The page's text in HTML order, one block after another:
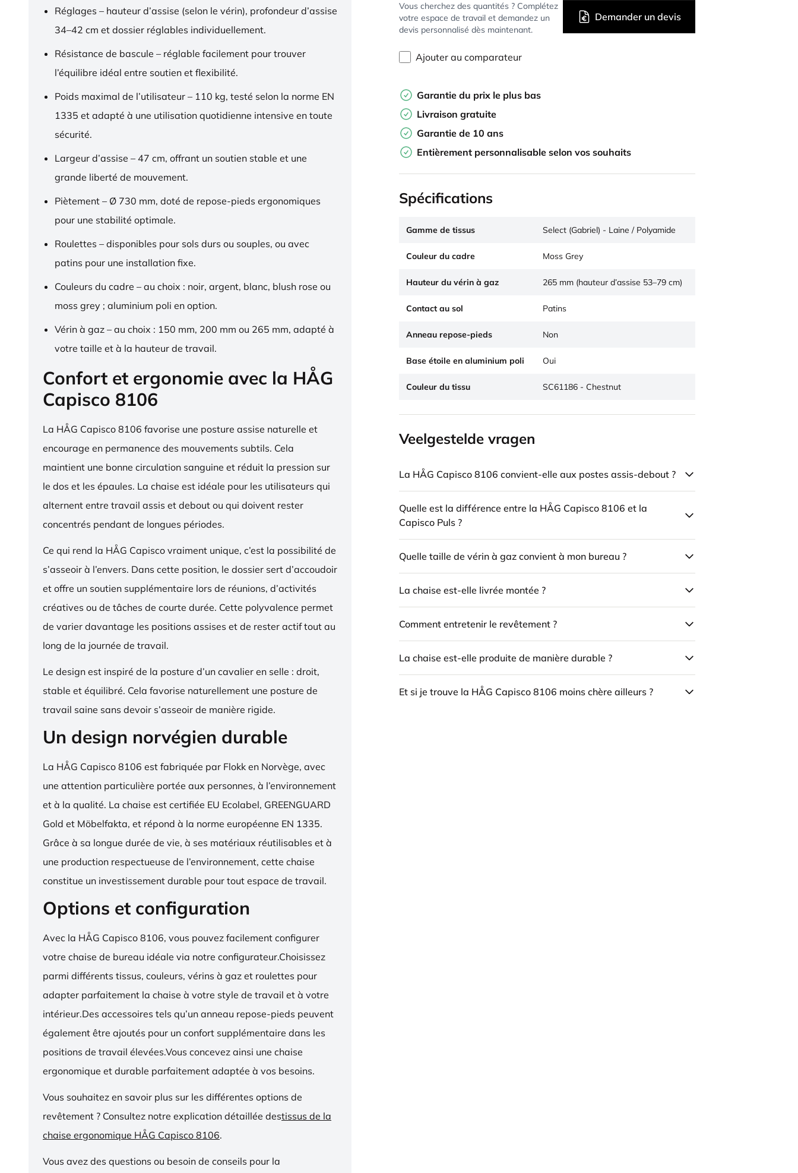
Réglages – hauteur d’assise (selon le vérin), profondeur d’assise
34–42 cm et dossier réglables individuellement.
Résistance de bascule – réglable facilement pour trouver
l’équilibre idéal entre soutien et flexibilité.
Poids maximal de l’utilisateur – 110 kg, testé selon la norme EN
1335 et adapté à une utilisation quotidienne intensive en toute
sécurité.
Largeur d’assise – 47 cm, offrant un soutien stable et une
grande liberté de mouvement.
Piètement – Ø 730 mm, doté de repose-pieds ergonomiques
pour une stabilité optimale.
Roulettes – disponibles pour sols durs ou souples, ou avec
patins pour une installation fixe.
Couleurs du cadre – au choix : noir, argent, blanc, blush rose ou
moss grey ; aluminium poli en option.
Vérin à gaz – au choix : 150 mm, 200 mm ou 265 mm, adapté à
votre taille et à la hauteur de travail.
Confort et ergonomie avec la HÅG
Capisco 8106
La HÅG Capisco 8106 favorise une posture assise naturelle et
encourage en permanence des mouvements subtils. Cela
maintient une bonne circulation sanguine et réduit la pression sur
le dos et les épaules. La chaise est idéale pour les utilisateurs qui
alternent entre travail assis et debout ou qui doivent rester
concentrés pendant de longues périodes.
Ce qui rend la HÅG Capisco vraiment unique, c’est la possibilité de
s’asseoir à l’envers. Dans cette position, le dossier sert d’accoudoir
et offre un soutien supplémentaire lors de réunions, d’activités
créatives ou de tâches de courte durée. Cette polyvalence permet
de varier davantage les positions assises et de rester actif tout au
long de la journée de travail.
Le design est inspiré de la posture d’un cavalier en selle : droit,
stable et équilibré. Cela favorise naturellement une posture de
travail saine sans devoir s’asseoir de manière rigide.
Un design norvégien durable
La HÅG Capisco 8106 est fabriquée par Flokk en Norvège, avec
une attention particulière portée aux personnes, à l’environnement
et à la qualité. La chaise est certifiée EU Ecolabel, GREENGUARD
Gold et Möbelfakta, et répond à la norme européenne EN 1335.
Grâce à sa longue durée de vie, à ses matériaux réutilisables et à
une production respectueuse de l’environnement, cette chaise
constitue un investissement durable pour tout espace de travail.
Options et configuration
Avec la HÅG Capisco 8106, vous pouvez facilement configurer
votre chaise de bureau idéale via notre configurateur.Choisissez
parmi différents tissus, couleurs, vérins à gaz et roulettes pour
adapter parfaitement la chaise à votre style de travail et à votre
intérieur.Des accessoires tels qu’un anneau repose-pieds peuvent
également être ajoutés pour un confort supplémentaire dans les
positions de travail élevées.Vous concevez ainsi une chaise
ergonomique et durable parfaitement adaptée à vos besoins.
Vous souhaitez en savoir plus sur les différentes options de
revêtement ? Consultez notre explication détaillée destissus de la
chaise ergonomique HÅG Capisco 8106.
Vous avez des questions ou besoin de conseils pour la
Vous cherchez des quantités ? Complétez
votre espace de travail et demandez un
devis personnalisé dès maintenant.
Demander un devis
Ajouter au comparateur
Garantie du prix le plus bas
Livraison gratuite
Garantie de 10 ans
Entièrement personnalisable selon vos souhaits
Spécifications
Gamme de tissus Select (Gabriel) - Laine / Polyamide
Couleur du cadre Moss Grey
Hauteur du vérin à gaz 265 mm (hauteur d’assise 53–79 cm)
Contact au sol Patins
Anneau repose-pieds Non
Base étoile en aluminium poli Oui
Couleur du tissu SC61186 - Chestnut
Veelgestelde vragen
La HÅG Capisco 8106 convient-elle aux postes assis-debout ?
Quelle est la différence entre la HÅG Capisco 8106 et la
Capisco Puls ?
Quelle taille de vérin à gaz convient à mon bureau ?
La chaise est-elle livrée montée ?
Comment entretenir le revêtement ?
La chaise est-elle produite de manière durable ?
Et si je trouve la HÅG Capisco 8106 moins chère ailleurs ?